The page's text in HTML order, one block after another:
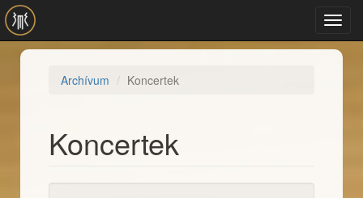
Ugrás a tartalomra
Archívum Koncertek
Koncertek